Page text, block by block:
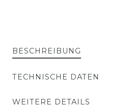
BESCHREIBUNG
TECHNISCHE DATEN
WEITERE DETAILS